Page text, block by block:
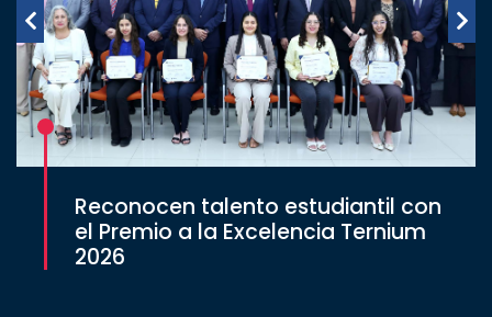
Reconocen talento estudiantil con
el Premio a la Excelencia Ternium
2026